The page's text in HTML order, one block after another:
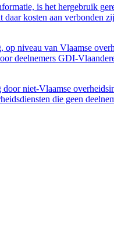
is het hergebruik
kosten aan
niveau van Vlaamse
deelnemers GDI-
niet-Vlaamse
die geen